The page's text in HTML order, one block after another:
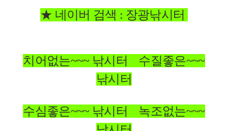
★ 네이버 검색 : 장광낚시터
치어없는~~~ 낚시터 수질좋은~~~
낚시터
수심좋은~~~ 낚시터 녹조없는~~~